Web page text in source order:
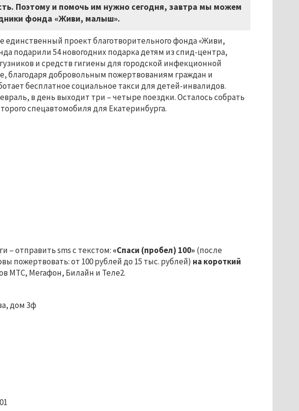
Поэтому и помочь им нужно сегодня, завтра мы можем
фонда «Живи, малыш».
единственный проект благотворительного фонда «Живи,
подарили 54 новогодних подарка детям из спид-центра,
и средств гигиены для городской инфекционной
благодаря добровольным пожертвованиям граждан и
бесплатное социальное такси для детей-инвалидов.
в день выходит три – четыре поездки. Осталось собрать
спецавтомобиля для Екатеринбурга.
– отправить sms с текстом: «Спаси (пробел) 100» (после
пожертвовать: от 100 рублей до 15 тыс. рублей) на короткий
МТС, Мегафон, Билайн и Теле2.
дом 3ф